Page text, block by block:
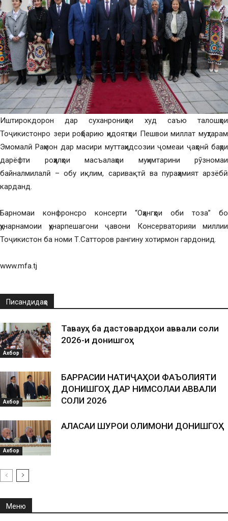
Иштирокдорон дар суханрониҳои худ саъю талошҳои
Тоҷикистонро зери роҳбарию ҳидоятҳои Пешвои миллат муҳтарам
Эмомалӣ Раҳмон дар масири муттаҳидсозии ҷомеаи ҷаҳонӣ баҳри
дарёфти роҳҳалҳои масъалаҳои муҳимтарини рӯзномаи
байналмилалӣ – обу иқлим, саривақтӣ ва пураҳамият арзёбӣ
карданд.
Барномаи конфронсро консерти “Оҳангҳои оби тоза” бо
ҳунарнамоии ҳунарпешагони ҷавони Консерваторияи миллии
Тоҷикистон ба номи Т.Сатторов рангину хотирмон гардонид.
www.mfa.tj
Писандидаҳо
Ахбор
Таваҷҷуҳ ба дастовардҳои аввали соли
2026-и донишгоҳ
Ахбор
БАРРАСИИ НАТИҶАҲОИ ФАЪОЛИЯТИ
ДОНИШГОҲ ДАР НИМСОЛАИ АВВАЛИ
СОЛИ 2026
Ахбор
АЛАСАИ ШУРОИ ОЛИМОНИ ДОНИШГОҲ
Меню